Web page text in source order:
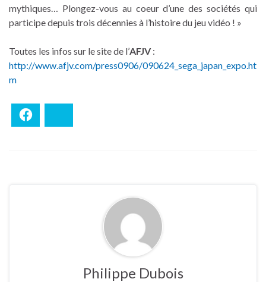
mythiques… Plongez-vous au coeur d’une des sociétés qui
participe depuis trois décennies à l’histoire du jeu vidéo ! »
Toutes les infos sur le site de l’AFJV :
http://www.afjv.com/press0906/090624_sega_japan_expo.ht
m
Philippe Dubois